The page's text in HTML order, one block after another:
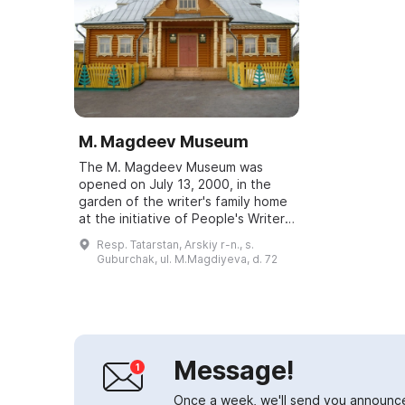
M. Magdeev Museum
The M. Magdeev Museum was
opened on July 13, 2000, in the
garden of the writer's family home
at the initiative of People's Writer
of the Republic of Tatarstan
Muhammet Sungatovich Magdeev,
Resp. Tatarstan, Arskiy r-n., s.
Guburchak, ul. M.Magdiyeva, d. 72
Message!
Once a week, we'll send you